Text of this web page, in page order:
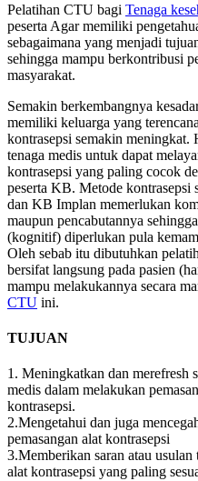
Pelatihan CTU bagi Tenaga
peserta Agar memiliki
sebagaimana yang menjadi
sehingga mampu berkontribusi
masyarakat.
Semakin berkembangnya
memiliki keluarga yang
kontrasepsi semakin
tenaga medis untuk dapat
kontrasepsi yang paling cocok
peserta KB. Metode
dan KB Implan memerlukan
maupun pencabutannya
(kognitif) diperlukan pula
Oleh sebab itu dibutuhkan
bersifat langsung pada pasien
mampu melakukannya secara
CTU ini.
TUJUAN
1. Meningkatkan dan merefresh
medis dalam melakukan
kontrasepsi.
2.Mengetahui dan juga
pemasangan alat kontrasepsi
3.Memberikan saran atau
alat kontrasepsi yang paling